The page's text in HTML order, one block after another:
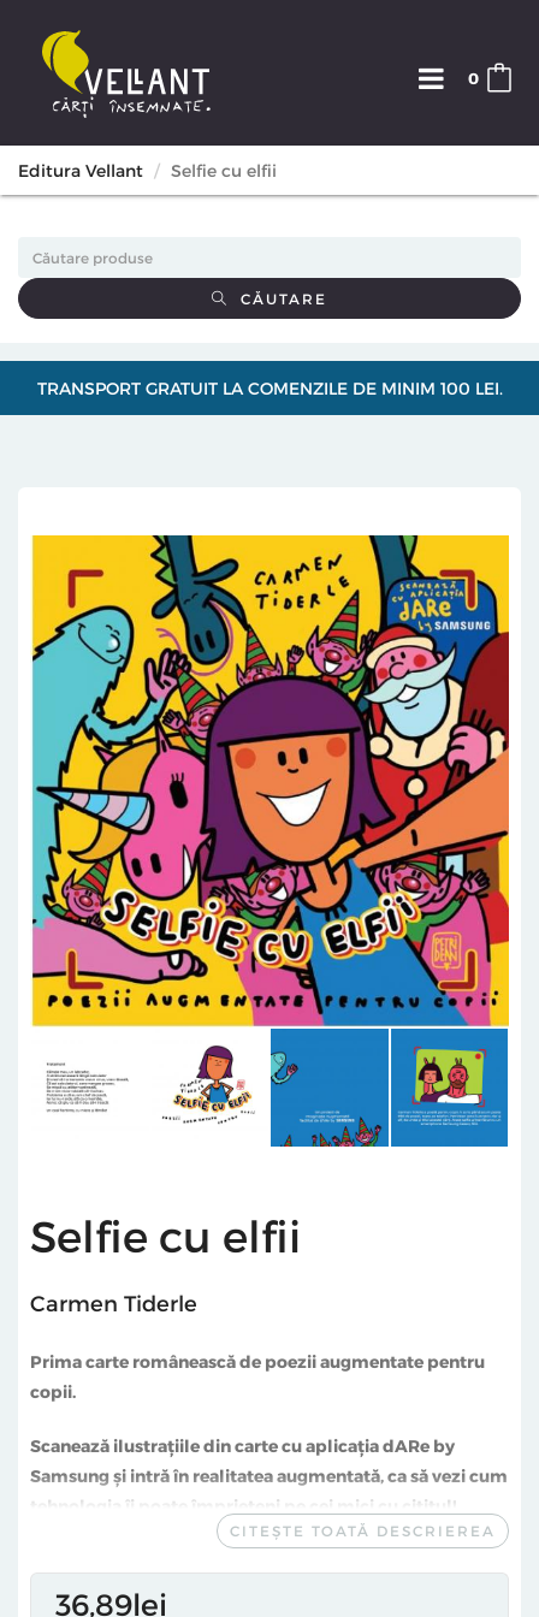
0
Editura Vellant Selfie cu elfii
CĂUTARE
TRANSPORT GRATUIT LA COMENZILE DE MINIM 100 LEI.
Selfie cu elfii
Carmen Tiderle
Prima carte românească de poezii augmentate pentru
copii.
Scanează ilustrațiile din carte cu aplicația dARe by
Samsung și intră în realitatea augmentată, ca să vezi cum
tehnologia îi poate împrieteni pe cei mici cu cititul!
carte de poezii augmentate pentru copii, în care un urs
CITEȘTE TOATĂ DESCRIEREA
36 89lei